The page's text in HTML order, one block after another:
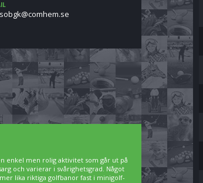
enkel men rolig aktivitet som går ut på
och varierar i svårighetsgrad. Något
lika riktiga golfbanor fast i minigolf-